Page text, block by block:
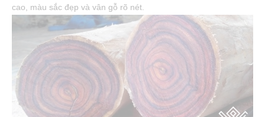
cao, màu sắc đẹp và vân gỗ rõ nét.